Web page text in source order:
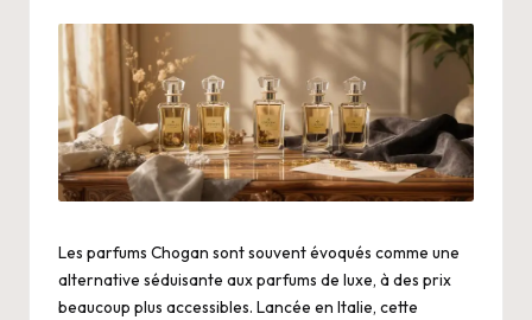
Les parfums Chogan sont souvent évoqués comme une
alternative séduisante aux parfums de luxe, à des prix
beaucoup plus accessibles. Lancée en Italie, cette